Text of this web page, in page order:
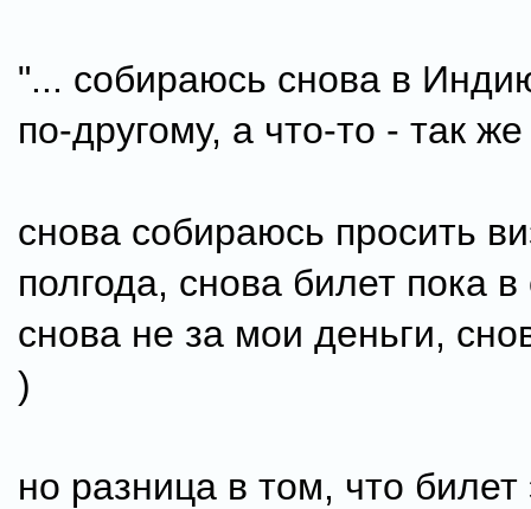
"... собираюсь снова в
по-другому, а что-то - так
снова собираюсь просить
полгода, снова билет пока
снова не за мои деньги,
)
но разница в том, что билет